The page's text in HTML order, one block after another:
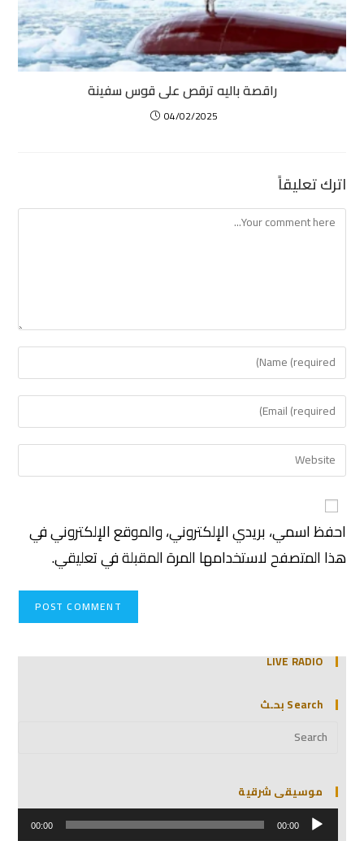
راقصة باليه ترقص على قوس سفينة
04/02/2025
اترك تعليقاً
احفظ اسمي، بريدي الإلكتروني، والموقع الإلكتروني في
هذا المتصفح لاستخدامها المرة المقبلة في تعليقي.
LIVE RADIO
Search بحـث
موسيقى شرقية
مشغل
الصوت 00:00
00:00